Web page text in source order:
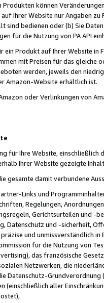
können
Ihrer Website nur Angaben
bedienen oder (b) Sie
für die Nutzung von PA API
ein Produkt auf Ihrer Website
mit Preisen für das
werden, jeweils den
Amazon-Website erhältlich ist.
oder Verlinkungen von
für Ihre Website,
Ihrer Website gezeigte
gesamte damit verbundene
Links und
Regelungen,
Gerichtsurteilen und -
Datenschutz und -sicherheit,
und unmissverständlich
für die Nutzung von
das französische
Netzwerken, die
Datenschutz-
(einschließlich aller